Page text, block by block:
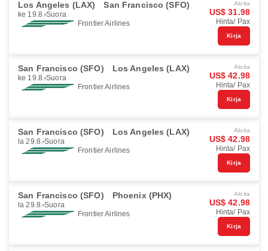
Los Angeles (LAX) San Francisco (SFO)
ke 19.8. Suora
Frontier Airlines
Aloita
US$ 31.98
Hinta/ Pax
Kirja
San Francisco (SFO) Los Angeles (LAX)
ke 19.8. Suora
Frontier Airlines
Aloita
US$ 42.98
Hinta/ Pax
Kirja
San Francisco (SFO) Los Angeles (LAX)
la 29.8. Suora
Frontier Airlines
Aloita
US$ 42.98
Hinta/ Pax
Kirja
San Francisco (SFO) Phoenix (PHX)
la 29.8. Suora
Frontier Airlines
Aloita
US$ 42.98
Hinta/ Pax
Kirja